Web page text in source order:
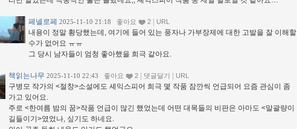
페넬로페 2025-11-10 21:18 좋아요 2 URL
내용이 정말 황당했는데, 여기에 들어 있는 풍자나 가부장제에 대한 고발을 잘 이해할
수가 없어요 ㅠㅠ
그 당시 남자들이 엄청 좋아했을 희극 같아요.
책읽는나무 2025-11-10 22:43 좋아요 2 댓글달기 URL
구병모 작가의 <절창>소설에도 셰익스피어 희극 몇 작품 잠깐씩 언급되어 요즘 관심이 좀
가고 있어요.
주로 <한여름 밤의 꿈>작품 언급이 많긴 했었는데 어떤 대목들의 비판은 아마도 <말괄량이
길들이기>였었나, 싶기도 하네요.